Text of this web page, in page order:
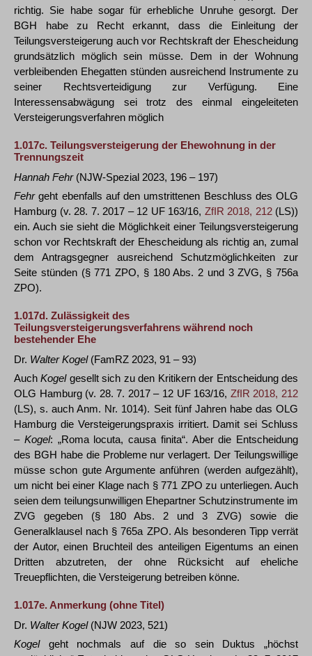
richtig. Sie habe sogar für erhebliche Unruhe gesorgt. Der
BGH habe zu Recht erkannt, dass die Einleitung der
Teilungsversteigerung auch vor Rechtskraft der Ehescheidung
grundsätzlich möglich sein müsse. Dem in der Wohnung
verbleibenden Ehegatten stünden ausreichend Instrumente zu
seiner Rechtsverteidigung zur Verfügung. Eine
Interessensabwägung sei trotz des einmal eingeleiteten
Versteigerungsverfahren möglich
1.017c. Teilungsversteigerung der Ehewohnung in der
Trennungszeit
Hannah Fehr(NJW-Spezial 2023, 196 – 197)
Fehrgeht ebenfalls auf den umstrittenen Beschluss des OLG
Hamburg (v. 28. 7. 2017 – 12 UF 163/16, ZfIR 2018, 212(LS))
ein. Auch sie sieht die Möglichkeit einer Teilungsversteigerung
schon vor Rechtskraft der Ehescheidung als richtig an, zumal
dem Antragsgegner ausreichend Schutzmöglichkeiten zur
Seite stünden (§ 771 ZPO, § 180 Abs. 2 und 3 ZVG, § 756a
ZPO).
1.017d. Zulässigkeit des
Teilungsversteigerungsverfahrens während noch
bestehender Ehe
Dr. Walter Kogel(FamRZ 2023, 91 – 93)
AuchKogelgesellt sich zu den Kritikern der Entscheidung des
OLG Hamburg (v. 28. 7. 2017 – 12 UF 163/16, ZfIR 2018, 212
(LS), s. auch Anm. Nr. 1014). Seit fünf Jahren habe das OLG
Hamburg die Versteigerungspraxis irritiert. Damit sei Schluss
– Kogel: „Roma locuta, causa finita“. Aber die Entscheidung
des BGH habe die Probleme nur verlagert. Der Teilungswillige
müsse schon gute Argumente anführen (werden aufgezählt),
um nicht bei einer Klage nach § 771 ZPO zu unterliegen. Auch
seien dem teilungsunwilligen Ehepartner Schutzinstrumente im
ZVG gegeben (§ 180 Abs. 2 und 3 ZVG) sowie die
Generalklausel nach § 765a ZPO. Als besonderen Tipp verrät
der Autor, einen Bruchteil des anteiligen Eigentums an einen
Dritten abzutreten, der ohne Rücksicht auf eheliche
Treuepflichten, die Versteigerung betreiben könne.
1.017e. Anmerkung (ohne Titel)
Dr. Walter Kogel(NJW 2023, 521)
Kogelgeht nochmals auf die so sein Duktus „höchst